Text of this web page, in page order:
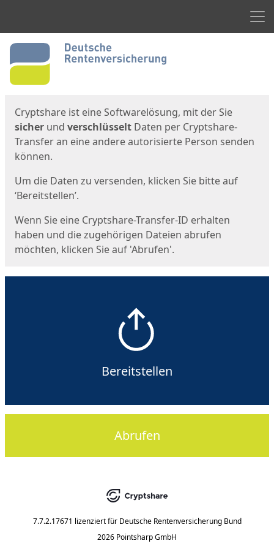
Start
Cryptshare ist eine Softwarelösung, mit der Sie
sicher und verschlüsselt Daten per Cryptshare-
Transfer an eine andere autorisierte Person senden
können.
Um die Daten zu versenden, klicken Sie bitte auf
‘Bereitstellen’.
Wenn Sie eine Cryptshare-Transfer-ID erhalten
haben und die zugehörigen Dateien abrufen
möchten, klicken Sie auf 'Abrufen'.
Bereitstellen
Abrufen
7.7.2.17671 lizenziert für Deutsche Rentenversicherung Bund
2026 Pointsharp GmbH